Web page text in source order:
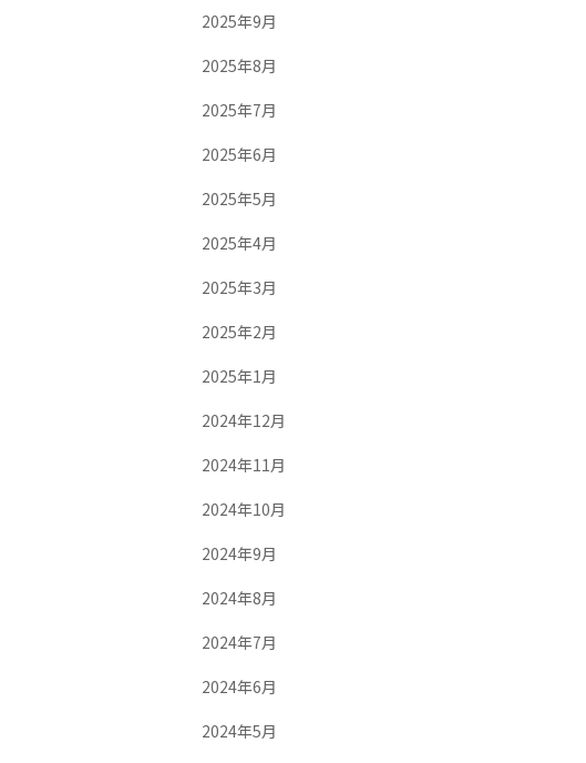
2025年9月
2025年8月
2025年7月
2025年6月
2025年5月
2025年4月
2025年3月
2025年2月
2025年1月
2024年12月
2024年11月
2024年10月
2024年9月
2024年8月
2024年7月
2024年6月
2024年5月